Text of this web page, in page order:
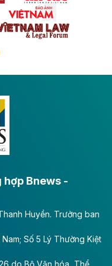
Lạng Sơn.
xây dựng cao
kỳ vọng sẽ tạo động
phía Nam đồng
Nam - CTCP
trong quý
Bnews -
Huyền. Trưởng ban
Số 5 Lý Thường Kiệt
do Bộ Văn hóa, Thể